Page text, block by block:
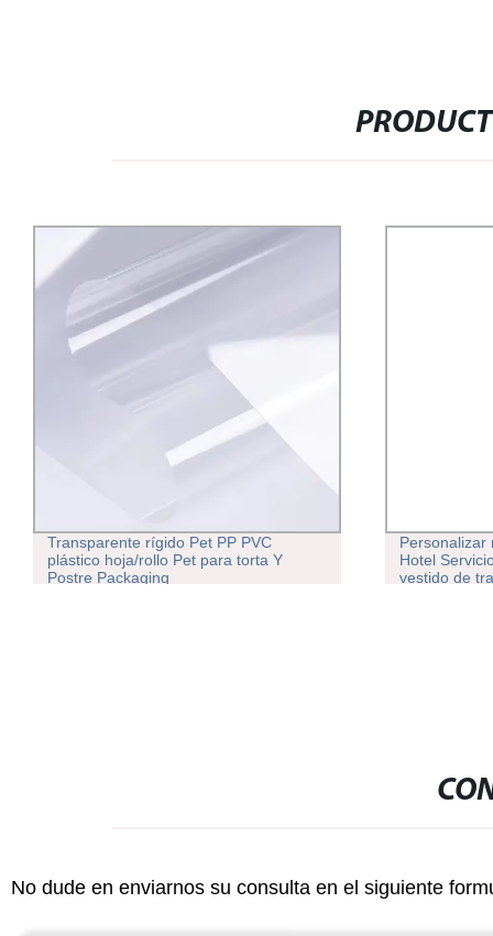
Transparente rígido Pet PP PVC
plástico hoja/rollo Pet para torta Y
Postre Packaging
Personalizar
Hotel
vestido de
No dude en enviarnos su consulta en el siguiente